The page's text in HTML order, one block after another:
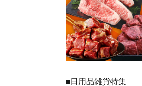
■日用品雑貨特集